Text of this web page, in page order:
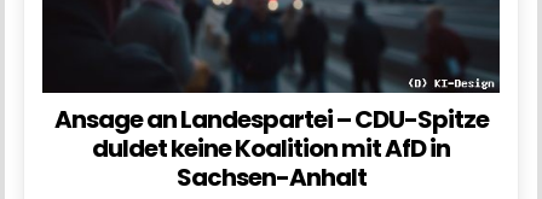
Ansage an Landespartei – CDU-Spitze
duldet keine Koalition mit AfD in
Sachsen-Anhalt